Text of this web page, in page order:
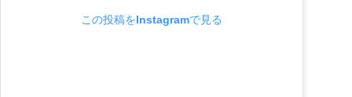
この投稿をInstagramで見る